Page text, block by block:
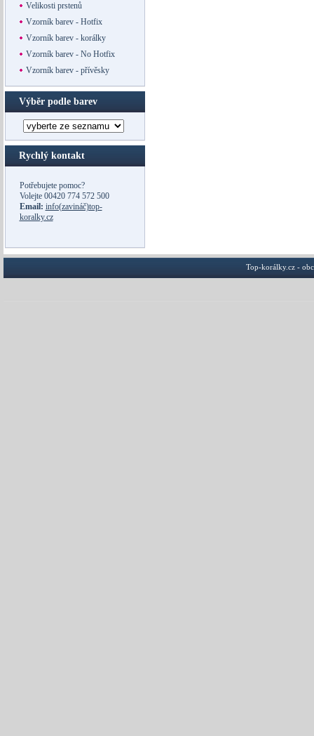
Velikosti prstenů
Vzorník barev - Hotfix
Vzorník barev - korálky
Vzorník barev - No Hotfix
Vzorník barev - přívěsky
Výběr podle barev
Rychlý kontakt
Potřebujete pomoc?
Volejte 00420 774 572 500
Email: info(zavináč)top-
koralky.cz
Top-korálky.cz -